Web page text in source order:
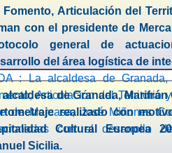
Fomento, Articulación del
con el presidente de
general de
del área logística de
: La alcaldesa de
Articulación del Territorio
de Mercasa, José Miñones
con el desarrollo
alcaldesa de Granada,
realizado con
Cultural Europea
Sicilia.